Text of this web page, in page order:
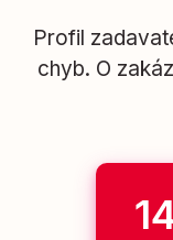
Profil
chyb. O